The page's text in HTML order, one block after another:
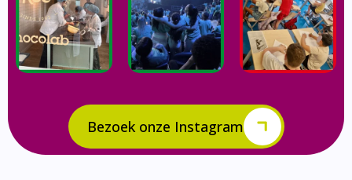
Bezoek onze Instagram